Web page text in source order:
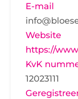
E-mail
Website
https://
KvK
12023111